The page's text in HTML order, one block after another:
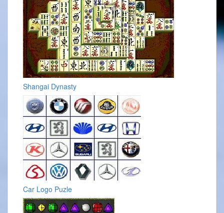
Shangai Dynasty
Car Logo Puzle